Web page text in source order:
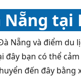
tại
Nẵng và điểm
đây bạn có thể
đến đây bằng